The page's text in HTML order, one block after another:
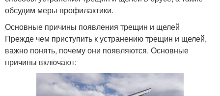
обсудим меры профилактики.
Основные причины появления трещин и щелей
Прежде чем приступить к устранению трещин и щелей,
важно понять, почему они появляются. Основные
причины включают: